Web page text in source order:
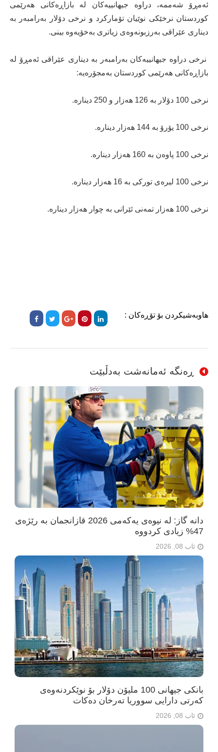
ئه‌مڕۆ شەممە، دراوە جیهانییەكان لە بازاڕەكانی هەرێمی
كوردستان نرخێکی نوێیان تۆمارکرد و نرخی دۆلار بەرامبەر بە
دیناری عێراقی بەرزبونەوەی زیاتری بەخۆیەوە بینی.
نرخی دراوە جیهانییەكان بەرامبەر بە دیناری عێراقی ئەمڕۆ لە
بازاڕەكانی هەرێمی كوردستان بەمجۆرەیە:
نرخی 100 دۆلار بە 126 ھەزار و 250 دیناره‌.
نرخی 100 یۆرۆ بە 144 هەزار دیناره‌.
نرخی 100 پاوەن بە 160 هەزار دیناره‌.
نرخی 100 لیرەی تورکی بە 16 ھەزار دیناره‌.
نرخی 100 ھەزار تمەنی ئێرانی بە چوار ھەزار دیناره‌.
هاوبەشیکردن بۆ تۆڕەکان :
ڕەنگە ئەمانەشت بەدڵبێت
دانە گاز: لە نیوەی یەکەمی 2026 قازانجمان بە رێژەی
47% زیادی کردووە
ئاب 08, 2026
بانکی جیهانی 100 ملیۆن دۆلار بۆ نوێکردنەوەی
کەرتی دارایی سووریا تەرخان دەکات
ئاب 08, 2026